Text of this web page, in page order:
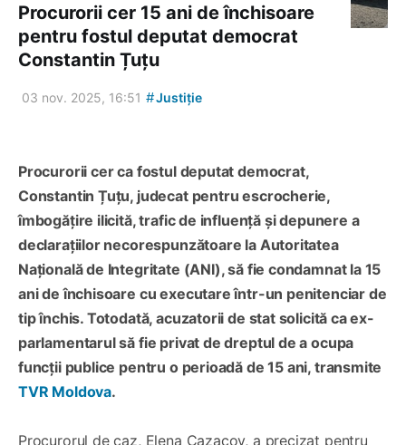
Procurorii cer 15 ani de închisoare
pentru fostul deputat democrat
Constantin Țuțu
03 nov. 2025, 16:51 #Justiție
Procurorii cer ca fostul deputat democrat,
Constantin Țuțu, judecat pentru escrocherie,
îmbogățire ilicită, trafic de influență și depunere a
declarațiilor necorespunzătoare la Autoritatea
Națională de Integritate (ANI), să fie condamnat la 15
ani de închisoare cu executare într-un penitenciar de
tip închis. Totodată, acuzatorii de stat solicită ca ex-
parlamentarul să fie privat de dreptul de a ocupa
funcții publice pentru o perioadă de 15 ani, transmite
TVR Moldova.
Procurorul de caz, Elena Cazacov, a precizat pentru